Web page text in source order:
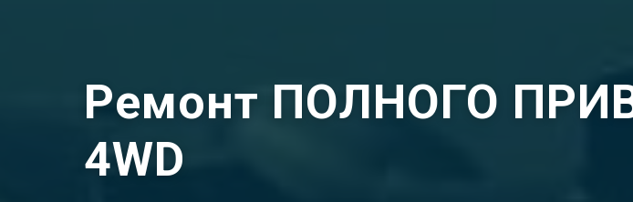
Ремонт ПОЛНОГО
4WD